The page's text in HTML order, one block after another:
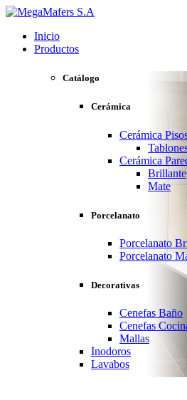
Inicio
Productos
Catálogo
Cerámica
Cerámica
Cerámica
Brillante
Mate
Porcelanato
Porcelanato
Porcelanato
Decorativas
Cenefas Baño
Cenefas
Mallas
Inodoros
Lavabos